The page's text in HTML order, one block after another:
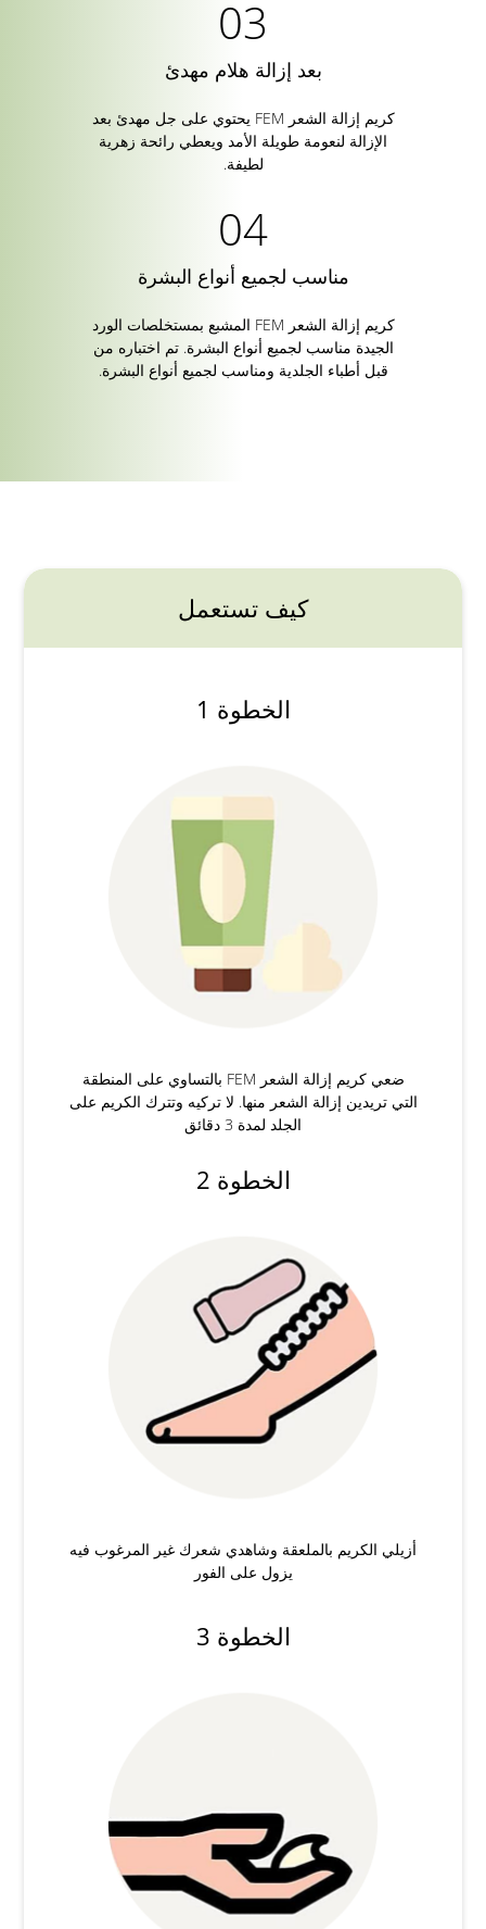
بعد إزالة هلام مهدئ
كريم إزالة الشعر FEM يحتوي على جل مهدئ بعد
الإزالة لنعومة طويلة الأمد ويعطي رائحة زهرية
لطيفة.
مناسب لجميع أنواع البشرة
كريم إزالة الشعر FEM المشبع بمستخلصات الورد
الجيدة مناسب لجميع أنواع البشرة. تم اختباره من
قبل أطباء الجلدية ومناسب لجميع أنواع البشرة.
كيف تستعمل
الخطوة 1
ضعي كريم إزالة الشعر FEM بالتساوي على المنطقة
التي تريدين إزالة الشعر منها. لا تركيه وتترك الكريم على
الجلد لمدة 3 دقائق
الخطوة 2
أزيلي الكريم بالملعقة وشاهدي شعرك غير المرغوب فيه
يزول على الفور
الخطوة 3